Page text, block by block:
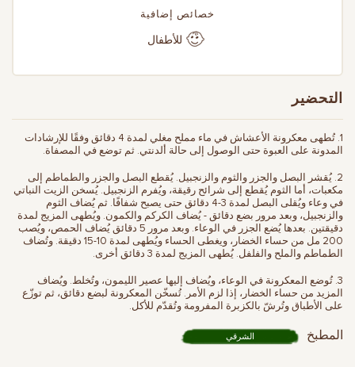
خصائص إضافية
للأطفال
التحضير
1. تُطهى معكرونة الأعشاش في ماء مملح مغلي لمدة 4 دقائق وفقًا للإرشادات
المدونة على العبوة حتى الوصول إلى حالة ألدنتي. ثم توضع في المصفاة.
2. يُقشر البصل والجزر والثوم والزنجبيل. يُقطع البصل والجزر والطماطم إلى
مكعبات، أما الثوم يُقطع إلى شرائح رقيقة، ويُفرم الزنجبيل. يُسخن الزيت النباتي
في وعاء ويُقلى البصل لمدة 3-4 دقائق حتى يصبح شفافًا. ثم يُضاف الثوم
والزنجبيل، وبعد مرور بضع دقائق - يُضاف الكركم والكمون. ويُطهى المزيج لمدة
دقيقتين. بعدها يُضع الجزر في الوعاء. وبعد مرور 5 دقائق يُضاف الحمص، ويُصب
200 مل من حساء الخضار، ويغطى الحساء ويُطهى لمدة 10-15 دقيقة. وتُضاف
الطماطم والملح والفلفل. يُطهى المزيج لمدة 3 دقائق أخرى.
3. تُوضع المعكرونة في الوعاء، ويُضاف إليها عصير الليمون، وتُخلط. ويُضاف
المزيد من حساء الخضار، إذا لزم الأمر. تُسخّن المعكرونة لبضع دقائق، ثم توزّع
على الأطباق وتُرشّ بالكزبرة المفرومة وتُقدّم للأكل.
المطبخ الشرقي